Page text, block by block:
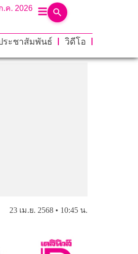
.ค. 2026
ระชาสัมพันธ์
วิดีโอ
23 เม.ย. 2568 • 10:45 น.